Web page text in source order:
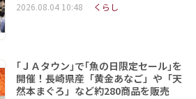
2026.08.04 10:48 くらし
｢ＪＡタウン｣で｢魚の日限定セール｣を
開催！長崎県産「黄金あなご」や「天
然本まぐろ」など約280商品を販売